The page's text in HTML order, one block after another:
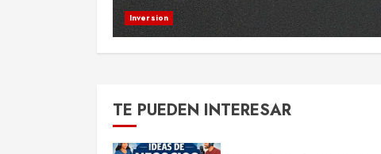
Inversion
TE PUEDEN INTERESAR